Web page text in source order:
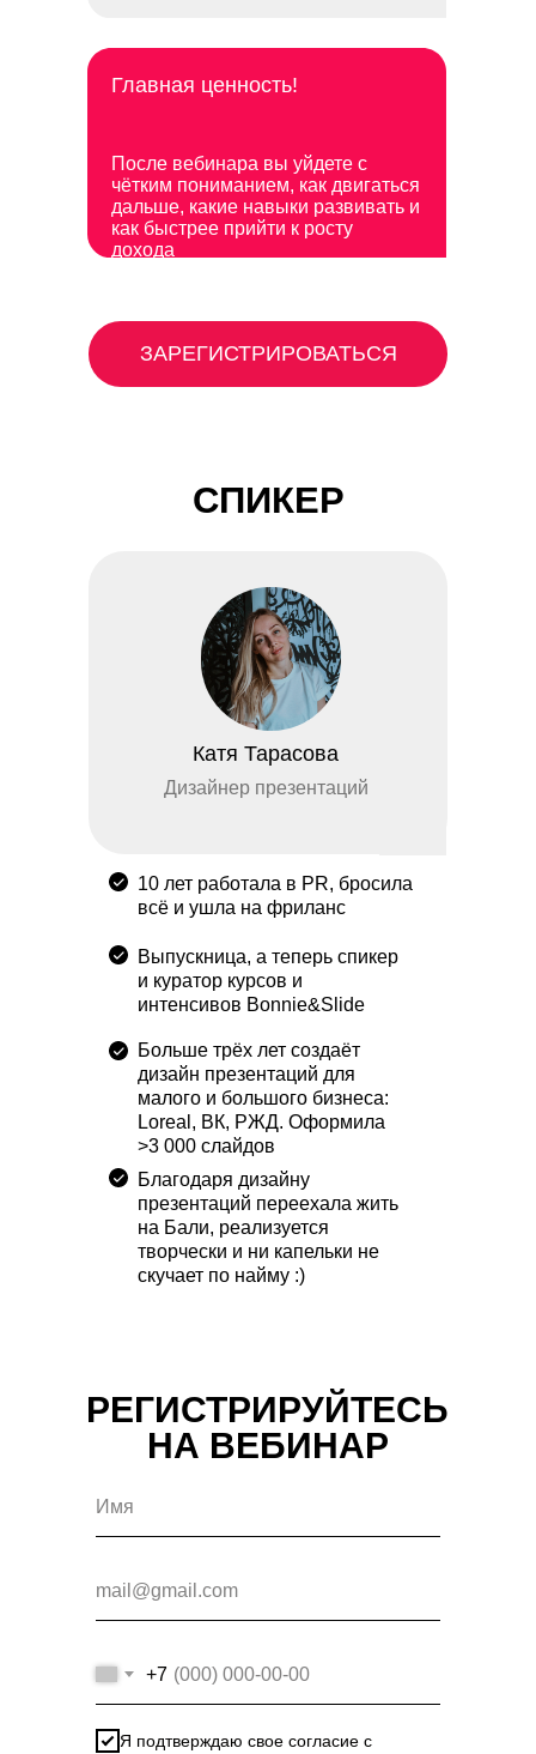
ЗАРЕГИСТРИРОВАТЬСЯ
Главная ценность!
После вебинара вы уйдете с
чётким пониманием, как двигаться
дальше, какие навыки развивать и
как быстрее прийти к росту
дохода
СПИКЕР
Катя Тарасова
Дизайнер презентаций
Выпускница, а теперь спикер
и куратор курсов и
интенсивов Bonnie&Slide
10 лет работала в PR, бросила
всё и ушла на фриланс
Больше трёх лет создаёт
дизайн презентаций для
малого и большого бизнеса:
Loreal, ВК, РЖД. Оформила
>3 000 слайдов
Благодаря дизайну
презентаций переехала жить
на Бали, реализуется
творчески и ни капельки не
скучает по найму :)
+7
Я подтверждаю свое согласие с
РЕГИСТРИРУЙТЕСЬ
НА ВЕБИНАР